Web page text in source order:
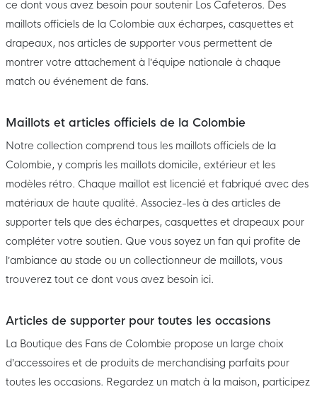
ce dont vous avez besoin pour soutenir Los Cafeteros. Des
maillots officiels de la Colombie aux écharpes, casquettes et
drapeaux, nos articles de supporter vous permettent de
montrer votre attachement à l’équipe nationale à chaque
match ou événement de fans.
Maillots et articles officiels de la Colombie
Notre collection comprend tous les maillots officiels de la
Colombie, y compris les maillots domicile, extérieur et les
modèles rétro. Chaque maillot est licencié et fabriqué avec des
matériaux de haute qualité. Associez-les à des articles de
supporter tels que des écharpes, casquettes et drapeaux pour
compléter votre soutien. Que vous soyez un fan qui profite de
l’ambiance au stade ou un collectionneur de maillots, vous
trouverez tout ce dont vous avez besoin ici.
Articles de supporter pour toutes les occasions
La Boutique des Fans de Colombie propose un large choix
d’accessoires et de produits de merchandising parfaits pour
toutes les occasions. Regardez un match à la maison, participez